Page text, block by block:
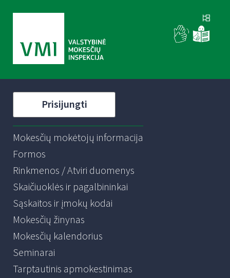
Prisijungti
Mokesčių mokėtojų informacija
Formos
Rinkmenos / Atviri duomenys
Skaičiuoklės ir pagalbininkai
Sąskaitos ir įmokų kodai
Mokesčių žinynas
Mokesčių kalendorius
Seminarai
Tarptautinis apmokestinimas